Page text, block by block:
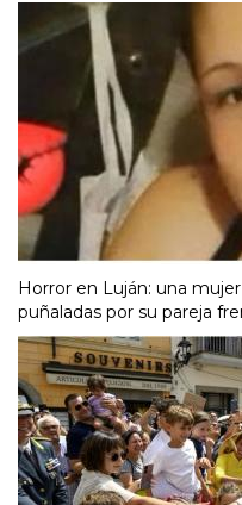
Horror en Luján: una
puñaladas por su pareja